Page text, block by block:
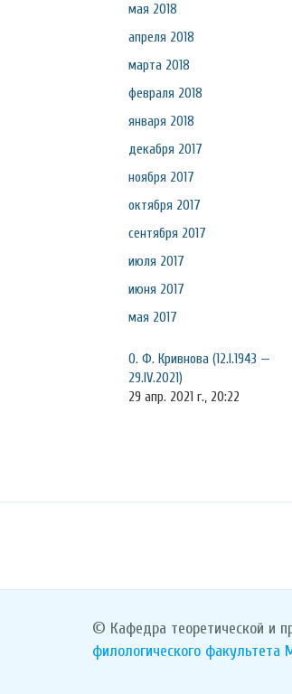
мая 2018
апреля 2018
марта 2018
февраля 2018
января 2018
декабря 2017
ноября 2017
октября 2017
сентября 2017
июля 2017
июня 2017
мая 2017
О. Ф. Кривнова (12.I.1943 —
29.IV.2021)
29 апр. 2021 г., 20:22
© Кафедра теоретической и
филологического факультета